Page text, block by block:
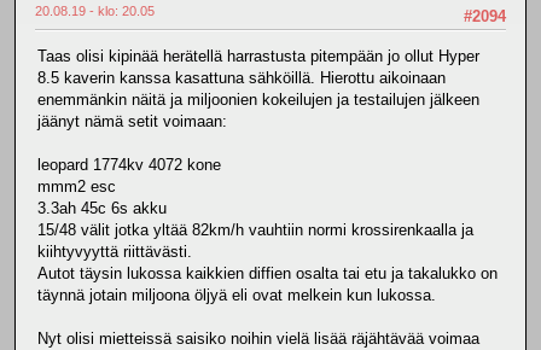
#2094
20.08.19 - klo: 20.05
Taas olisi kipinää herätellä harrastusta pitempään jo ollut Hyper
8.5 kaverin kanssa kasattuna sähköillä. Hierottu aikoinaan
enemmänkin näitä ja miljoonien kokeilujen ja testailujen jälkeen
jäänyt nämä setit voimaan:
leopard 1774kv 4072 kone
mmm2 esc
3.3ah 45c 6s akku
15/48 välit jotka yltää 82km/h vauhtiin normi krossirenkaalla ja
kiihtyvyyttä riittävästi.
Autot täysin lukossa kaikkien diffien osalta tai etu ja takalukko on
täynnä jotain miljoona öljyä eli ovat melkein kun lukossa.
Nyt olisi mietteissä saisiko noihin vielä lisää räjähtävää voimaa